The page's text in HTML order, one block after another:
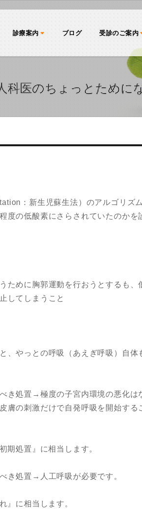
診療案内 ブログ 受診のご案内
科医のちょっとために
：新生児蘇生法）のアルゴリズ
度の低酸素にさらされていたのかを
ために胸郭運動を行おうとするも、
してしまうこと
、やっとの呼吸（あえぎ呼吸）自体
き処置→極度の子宮内環境の悪化は
膚の刺激だけで自発呼吸を開始する
期処置』に相当します。
き処置→人工呼吸が必要です。
』に相当します。